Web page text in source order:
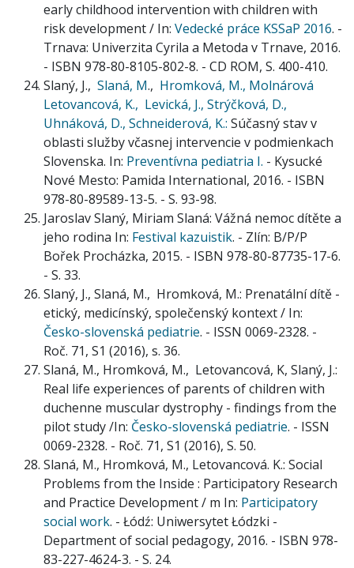
early childhood intervention with children with
risk development / In: Vedecké práce KSSaP 2016. -
Trnava: Univerzita Cyrila a Metoda v Trnave, 2016.
- ISBN 978-80-8105-802-8. - CD ROM, S. 400-410.
Slaný, J., Slaná, M., Hromková, M., Molnárová
Letovancová, K., Levická, J., Strýčková, D.,
Uhnáková, D., Schneiderová, K.: Súčasný stav v
oblasti služby včasnej intervencie v podmienkach
Slovenska. In: Preventívna pediatria I. - Kysucké
Nové Mesto: Pamida International, 2016. - ISBN
978-80-89589-13-5. - S. 93-98.
Jaroslav Slaný, Miriam Slaná: Vážná nemoc dítěte a
jeho rodina In: Festival kazuistik. - Zlín: B/P/P
Bořek Procházka, 2015. - ISBN 978-80-87735-17-6.
- S. 33.
Slaný, J., Slaná, M., Hromková, M.: Prenatální dítě -
etický, medicínský, společenský kontext / In:
Česko-slovenská pediatrie. - ISSN 0069-2328. -
Roč. 71, S1 (2016), s. 36.
Slaná, M., Hromková, M., Letovancová, K, Slaný, J.:
Real life experiences of parents of children with
duchenne muscular dystrophy - findings from the
pilot study /In: Česko-slovenská pediatrie. - ISSN
0069-2328. - Roč. 71, S1 (2016), S. 50.
Slaná, M., Hromková, M., Letovancová. K.: Social
Problems from the Inside : Participatory Research
and Practice Development / m In: Participatory
social work. - Łódź: Uniwersytet Łódzki -
Department of social pedagogy, 2016. - ISBN 978-
83-227-4624-3. - S. 24.